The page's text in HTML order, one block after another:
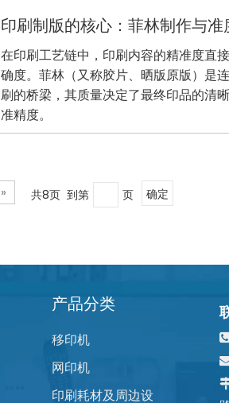
印刷制版的核心：菲林制作与准
在印刷工艺链中，印刷内容的精准度直
确度。菲林（又称胶片、晒版原版）是
刷的桥梁，其质量决定了最终印品的清
准精度。
» 共8页 到第 页 确定
产品分类
移印机
网印机
印刷耗材及周边设